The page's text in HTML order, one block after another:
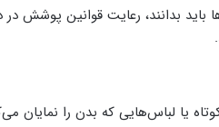
بدانند، رعایت قوانین پوشش
یا لباس‌هایی که بدن را نمایان